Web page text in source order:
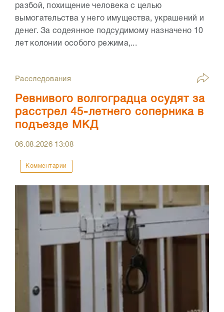
разбой, похищение человека с целью
вымогательства у него имущества, украшений и
денег. За содеянное подсудимому назначено 10
лет колонии особого режима,...
Расследования
Ревнивого волгоградца осудят за
расстрел 45-летнего соперника в
подъезде МКД
06.08.2026 13:08
Комментарии